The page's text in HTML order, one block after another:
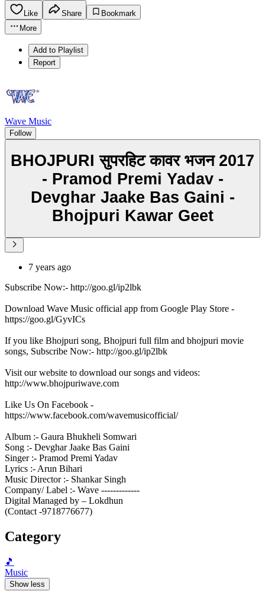
Like Share
Bookmark
More
Add to Playlist
Report
Wave Music
Follow
BHOJPURI सुपरहिट कावर भजन 2017
- Pramod Premi Yadav -
Devghar Jaake Bas Gaini -
Bhojpuri Kawar Geet
7 years ago
Subscribe Now:- http://goo.gl/ip2lbk
Download Wave Music official app from Google Play Store -
https://goo.gl/GyvICs
If you like Bhojpuri song, Bhojpuri full film and bhojpuri movie
songs, Subscribe Now:- http://goo.gl/ip2lbk
Visit our website to download our songs and videos:
http://www.bhojpuriwave.com
Like Us On Facebook -
https://www.facebook.com/wavemusicofficial/
Album :- Gaura Bhukheli Somwari
Song :- Devghar Jaake Bas Gaini
Singer :- Pramod Premi Yadav
Lyrics :- Arun Bihari
Music Director :- Shankar Singh
Company/ Label :- Wave -------------
Digital Managed by – Lokdhun
(Contact -9718776677)
Category
🎵
Music
Show less